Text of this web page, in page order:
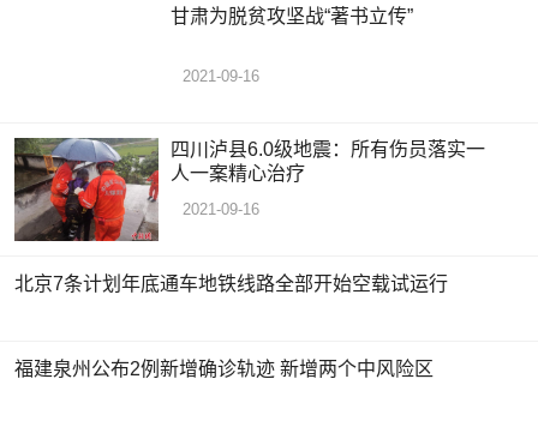
甘肃为脱贫攻坚战“著书立传”
2021-09-16
四川泸县6.0级地震：所有伤员落实一
人一案精心治疗
2021-09-16
北京7条计划年底通车地铁线路全部开始空载试运行
福建泉州公布2例新增确诊轨迹 新增两个中风险区